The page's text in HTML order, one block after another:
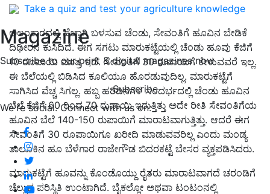
Take a quiz and test your agriculture knowledge
Magazine
Subscribe to our print & digital magazines now
Subscribe
We're social. Connect with us on:
ಅಲಂಕಾರದಲ್ಲಿ ಹೆಚ್ಚಾಗಿ ಬಳಸುವ ಚೆಂಡು, ಸೇವಂತಿಗೆ ಹೂವಿನ ಬೇಡಿಕೆ
ದಿಢೀರನೆ ಕುಸಿದಿದೆ. ಈಗ ಸಗಟು ಮಾರುಕಟ್ಟೆಯಲ್ಲಿ ಚೆಂಡು ಹೂವು ಕೆಜಿಗೆ
10 ರೂಪಾಯಿ ಮಾತ್ರ ಇದೆ. ಸೇವಂತಿಗೆ 30 ರುಪಾಯಿಗೆ ಕೇಳುವವರೆ ಇಲ್ಲ.
ಈ ಬೆಲೆಯಲ್ಲಿ ಬಿಡಿಸಿದ ಕೂಲಿಯೂ ಹೊರಡುವುದಿಲ್ಲ. ಮಾರುಕಟ್ಟೆಗೆ
ಸಾಗಿಸಿದ ವೆಚ್ಚ ಸಿಗಲ್ಲ. ಹಬ್ಬ ಹರಿದಿನಗಳ ಸಂದರ್ಭದಲ್ಲಿ ಚೆಂಡು ಹೂವಿನ
ಬೆಲೆ ಕೆಜಿಗೆ 60 ರಿಂದ 70 ರುಪಾಯಿ ಇರುತ್ತಿತ್ತು ಅದೇ ರೀತಿ ಸೇವಂತಿಗೆಯ
ಹೂವಿನ ಬೆಲೆ 140-150 ರುಪಾಯಿಗೆ ಮಾರಾಟವಾಗುತ್ತಿತ್ತು. ಆದರೆ ಈಗ
ಸೇವಂತಿಗೆ 30 ರೂಪಾಯಿಗೂ ಖರೀದಿ ಮಾಡುವವರಿಲ್ಲ ಎಂದು ಮಂಡ್ಯ
ತಾಲೂಕಿನ ಹೂ ಬೆಳೆಗಾರ ರಾಜೇಗೌಡ ಬಿದರಕಟ್ಟೆ ಬೇಸರ ವ್ಯಕ್ತಪಡಿಸಿದರು.
ಮಾರುಕಟ್ಟೆಗೆ ಹೂವನ್ನು ಕೊಂಡೊಯ್ದು ರೈತರು ಮಾರಾಟವಾಗದೆ ಚರಂಡಿಗೆ
ಚೆಲ್ಲುವ ಪರಿಸ್ಥಿತಿ ಉಂಟಾಗಿದೆ. ಬೈಕಲ್ಲೋ ಅಥವಾ ಟಂಟಂನಲ್ಲಿ